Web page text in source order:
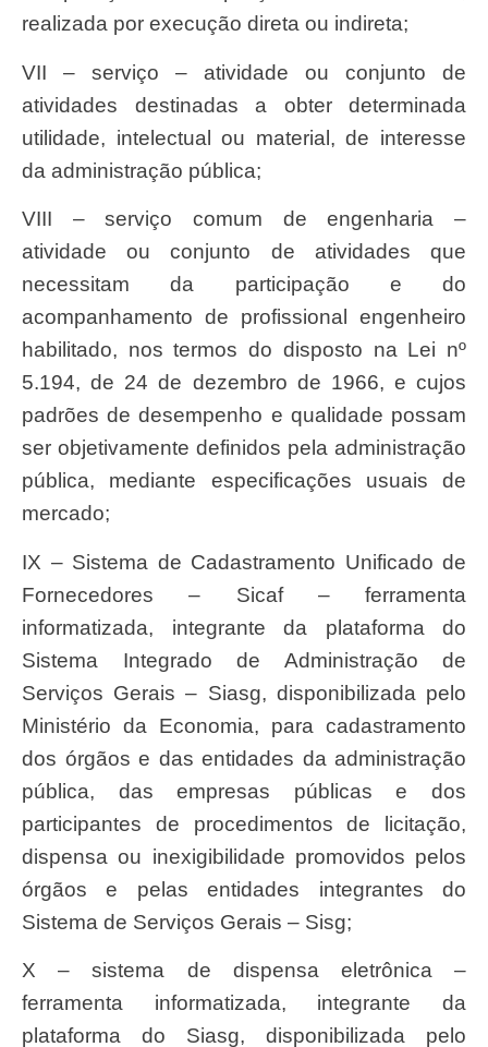
realizada por execução direta ou indireta;
VII – serviço – atividade ou conjunto de
atividades destinadas a obter determinada
utilidade, intelectual ou material, de interesse
da administração pública;
VIII – serviço comum de engenharia –
atividade ou conjunto de atividades que
necessitam da participação e do
acompanhamento de profissional engenheiro
habilitado, nos termos do disposto na Lei nº
5.194, de 24 de dezembro de 1966, e cujos
padrões de desempenho e qualidade possam
ser objetivamente definidos pela administração
pública, mediante especificações usuais de
mercado;
IX – Sistema de Cadastramento Unificado de
Fornecedores – Sicaf – ferramenta
informatizada, integrante da plataforma do
Sistema Integrado de Administração de
Serviços Gerais – Siasg, disponibilizada pelo
Ministério da Economia, para cadastramento
dos órgãos e das entidades da administração
pública, das empresas públicas e dos
participantes de procedimentos de licitação,
dispensa ou inexigibilidade promovidos pelos
órgãos e pelas entidades integrantes do
Sistema de Serviços Gerais – Sisg;
X – sistema de dispensa eletrônica –
ferramenta informatizada, integrante da
plataforma do Siasg, disponibilizada pelo